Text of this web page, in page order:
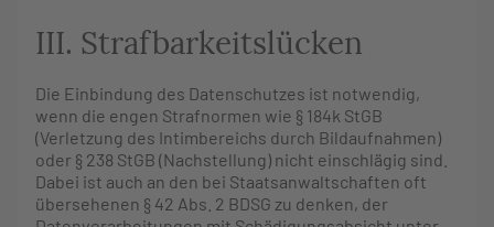
III. Strafbarkeitslücken
Die Einbindung des Datenschutzes ist notwendig,
wenn die engen Strafnormen wie § 184k StGB
(Verletzung des Intimbereichs durch Bildaufnahmen)
oder § 238 StGB (Nachstellung) nicht einschlägig sind.
Dabei ist auch an den bei Staatsanwaltschaften oft
übersehenen § 42 Abs. 2 BDSG zu denken, der